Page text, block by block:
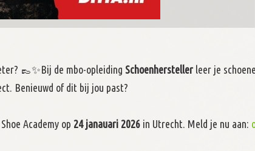
👞✨Bij de mbo-opleiding Schoenhersteller leer je
Benieuwd of dit bij jou past?
Academy op 24 janauari 2026 in Utrecht. Meld je nu aan: